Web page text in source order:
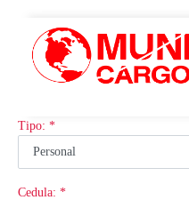
Tipo: *
Cedula: *